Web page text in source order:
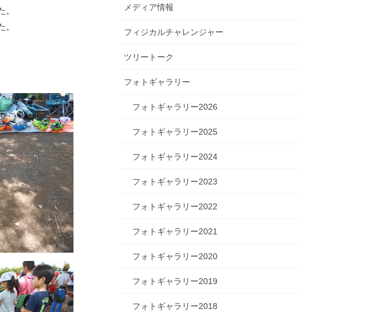
メディア情報
フィジカルチャレンジャー
ツリートーク
フォトギャラリー
フォトギャラリー2026
フォトギャラリー2025
フォトギャラリー2024
フォトギャラリー2023
フォトギャラリー2022
フォトギャラリー2021
フォトギャラリー2020
フォトギャラリー2019
フォトギャラリー2018